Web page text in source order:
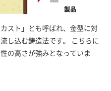
スト」とも呼ばれ、金型に対
し込む鋳造法です。 こちらに
の高さが強みとなっていま